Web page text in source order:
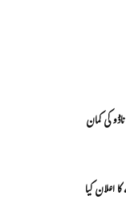
کی کمان
کیا